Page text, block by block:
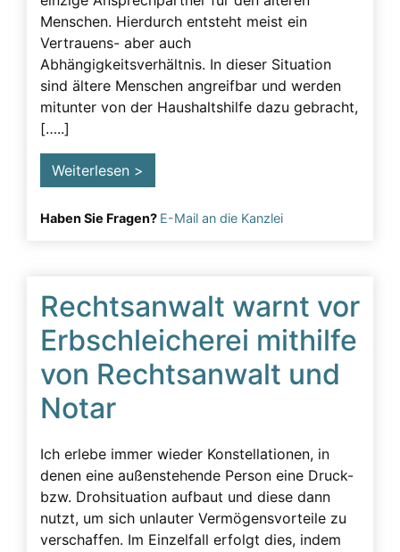
Menschen. Hierdurch entsteht meist ein
Vertrauens- aber auch
Abhängigkeitsverhältnis. In dieser Situation
sind ältere Menschen angreifbar und werden
mitunter von der Haushaltshilfe dazu gebracht,
[…..]
Weiterlesen >
Haben Sie Fragen? E-Mail an die Kanzlei
Rechtsanwalt warnt vor
Erbschleicherei mithilfe
von Rechtsanwalt und
Notar
Ich erlebe immer wieder Konstellationen, in
denen eine außenstehende Person eine Druck-
bzw. Drohsituation aufbaut und diese dann
nutzt, um sich unlauter Vermögensvorteile zu
verschaffen. Im Einzelfall erfolgt dies, indem